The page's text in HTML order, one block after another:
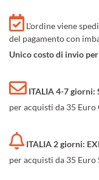
L'ordine viene
del pagamento con
Unico costo di invio
ITALIA 4-7 giorni:
per acquisti da 35 Euro
ITALIA 2 giorni:
per acquisti da 35 Euro